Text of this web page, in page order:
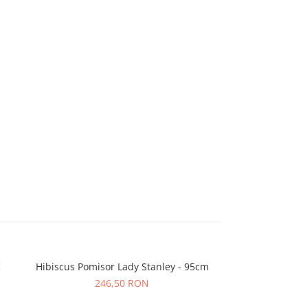
Hibiscus Pomisor Lady Stanley - 95cm
246,50 RON